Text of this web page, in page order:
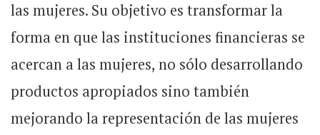
las mujeres. Su objetivo es transformar la
forma en que las instituciones financieras se
acercan a las mujeres, no sólo desarrollando
productos apropiados sino también
mejorando la representación de las mujeres